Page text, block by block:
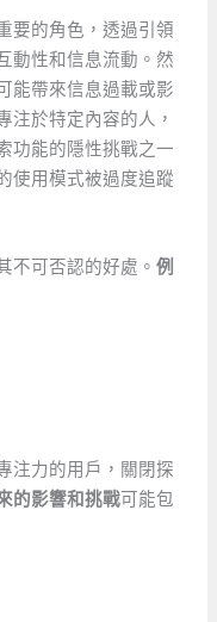
要的角色，透過引領
動性和信息流動。然
能帶來信息過載或影
注於特定內容的人，
功能的隱性挑戰之一
使用模式被過度追蹤
不可否認的好處。例
注力的用戶，關閉探
的影響和挑戰可能包